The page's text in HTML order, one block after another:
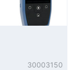
30003150